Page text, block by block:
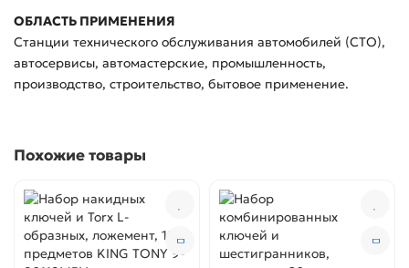
ОБЛАСТЬ ПРИМЕНЕНИЯ
Станции технического обслуживания автомобилей (СТО),
автосервисы, автомастерские, промышленность,
производство, строительство, бытовое применение.
Похожие товары